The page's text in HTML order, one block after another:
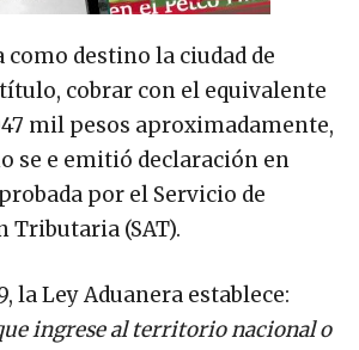
como destino la ciudad de
cobrar con el equivalente
mil pesos aproximadamente,
se e emitió declaración en
por el Servicio de
(SAT).
la Ley Aduanera establece:
ingrese al territorio nacional o